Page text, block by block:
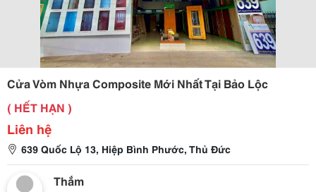
Cửa Vòm Nhựa Composite Mới Nhất Tại Bảo Lộc
( HẾT HẠN )
Liên hệ
639 Quốc Lộ 13, Hiệp Bình Phước, Thủ Đức
Thắm